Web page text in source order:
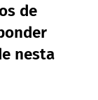
de
nesta